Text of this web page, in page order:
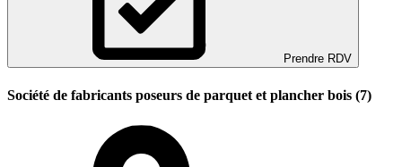
Prendre RDV
Société de fabricants poseurs de parquet et plancher bois (7)